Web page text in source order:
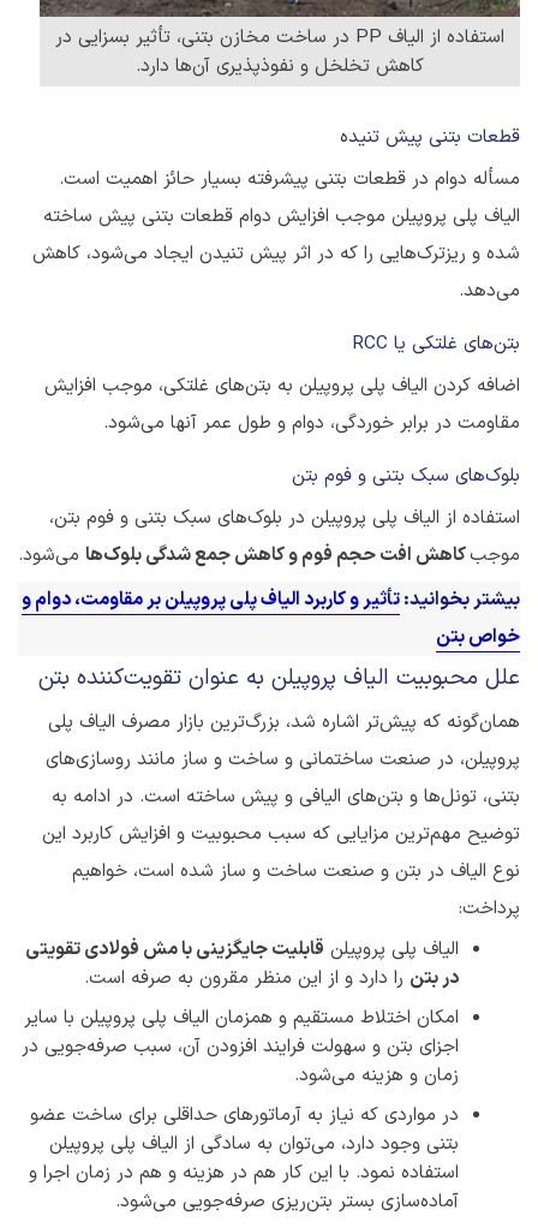
استفاده از الیاف PP در ساخت مخازن بتنی، تأثیر بسزایی در
کاهش تخلخل و نفوذپذیری آن‌ها دارد.
قطعات بتنی پیش تنیده
مسأله دوام در قطعات بتنی پیشرفته بسیار حائز اهمیت است.
الیاف پلی پروپیلن موجب افزایش دوام قطعات بتنی پیش ساخته
شده و ریزترک‌هایی را که در اثر پیش تنیدن ایجاد می‌شود، کاهش
می‌دهد.
بتن‌های غلتکی یا RCC
اضافه کردن الیاف پلی پروپیلن به بتن‌های غلتکی، موجب افزایش
مقاومت در برابر خوردگی، دوام و طول عمر آنها می‌شود.
بلوک‌های سبک بتنی و فوم بتن
استفاده از الیاف پلی پروپیلن در بلوک‌های سبک بتنی و فوم بتن،
موجبکاهش افت حجم فوم و کاهش جمع شدگی بلوک‌ها می‌شود.
بیشتر بخوانید:تأثیر و کاربرد الیاف پلی پروپیلن بر مقاومت، دوام و
خواص بتن
علل محبوبیت الیاف پروپیلن به عنوان تقویت‌کننده بتن
همان‌گونه که پیش‌تر اشاره شد، بزرگ‌ترین بازار مصرف الیاف پلی
پروپیلن، در صنعت ساختمانی و ساخت و ساز مانند روسازی‌های
بتنی، تونل‌ها و بتن‌های الیافی و پیش ساخته است. در ادامه به
توضیح مهم‌ترین مزایایی که سبب محبوبیت و افزایش کاربرد این
نوع الیاف در بتن و صنعت ساخت و ساز شده است، خواهیم
پرداخت:
الیاف پلی پروپیلن قابلیت جایگزینی با مش فولادی تقویتی
در بتن را دارد و از این منظر مقرون به صرفه است.
امکان اختلاط مستقیم و همزمان الیاف پلی پروپیلن با سایر
اجزای بتن و سهولت فرایند افزودن آن، سبب صرفه‌جویی در
زمان و هزینه می‌شود.
در مواردی که نیاز به آرماتورهای حداقلی برای ساخت عضو
بتنی وجود دارد، می‌توان به سادگی از الیاف پلی پروپیلن
استفاده نمود. با این کار هم در هزینه و هم در زمان اجرا و
آماده‌سازی بستر بتن‌ریزی صرفه‌جویی می‌شود.